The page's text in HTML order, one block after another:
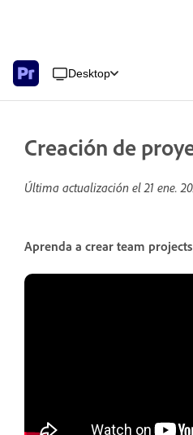
Desktop
Creación de
Última actualización el21 ene.
Aprenda a crear team